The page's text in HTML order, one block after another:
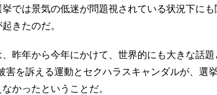
では景気の低迷が問題視されている状況下に
きたのだ。
昨年から今年にかけて、世界的にも大きな話題
害を訴える運動とセクハラスキャンダルが、選
かったということだ。